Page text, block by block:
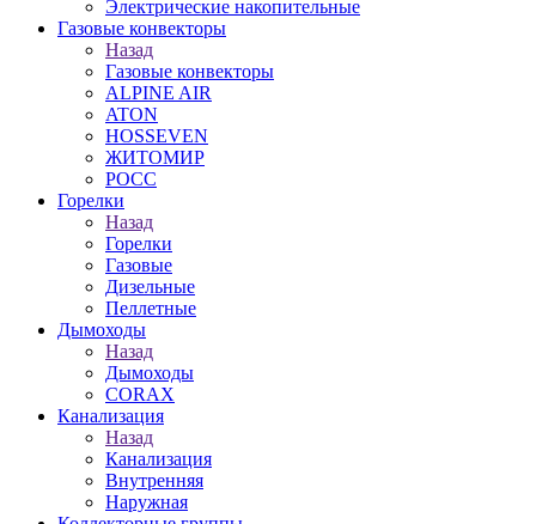
Электрические накопительные
Газовые конвекторы
Назад
Газовые конвекторы
ALPINE AIR
ATON
HOSSEVEN
ЖИТОМИР
РОСС
Горелки
Назад
Горелки
Газовые
Дизельные
Пеллетные
Дымоходы
Назад
Дымоходы
CORAX
Канализация
Назад
Канализация
Внутренняя
Наружная